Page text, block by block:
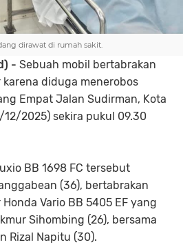
dirawat di rumah sakit.
- Sebuah mobil bertabrakan
diduga menerobos
Empat Jalan Sudirman, Kota
12/2025) sekira pukul 09.30
BB 1698 FC tersebut
(36), bertabrakan
Vario BB 5405 EF yang
Sihombing (26), bersama
Rizal Napitu (30).